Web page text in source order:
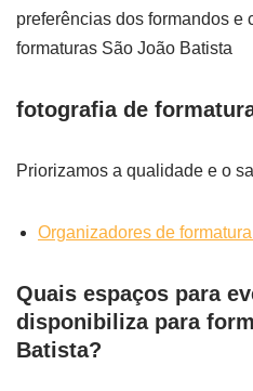
preferências dos formandos e
formaturas São João Batista
fotografia de
Priorizamos a qualidade e o
Organizadores de
Quais espaços para
disponibiliza para
Batista?